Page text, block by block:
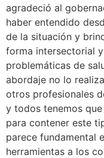
agradeció al
haber entendido
de la situación y
forma intersectorial
problemáticas de
abordaje no lo
otros profesionales
y todos tenemos
para contener este
parece fundamental
herramientas a los